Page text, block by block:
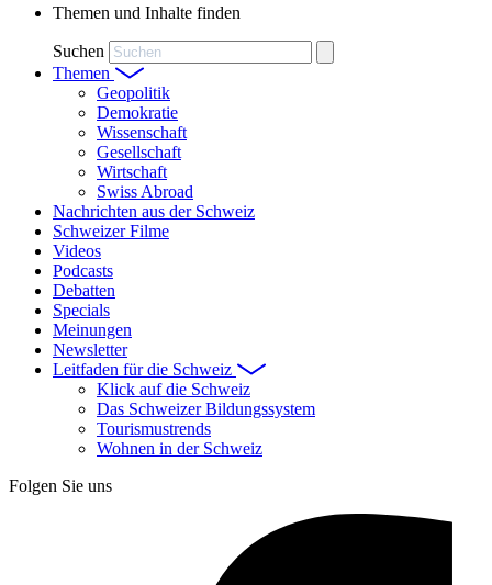
Themen und Inhalte finden
Suchen
Themen
Geopolitik
Demokratie
Wissenschaft
Gesellschaft
Wirtschaft
Swiss Abroad
Nachrichten aus der Schweiz
Schweizer Filme
Videos
Podcasts
Debatten
Specials
Meinungen
Newsletter
Leitfaden für die Schweiz
Klick auf die Schweiz
Das Schweizer Bildungssystem
Tourismustrends
Wohnen in der Schweiz
Folgen Sie uns